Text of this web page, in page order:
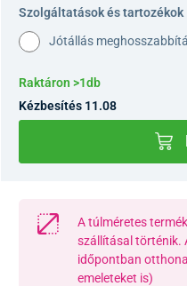
Szolgáltatások és tartozékok
Jótállás
Raktáron >1db
Kézbesítés 11.08
A túlméretes
szállításal történik.
időpontban
emeleteket is)